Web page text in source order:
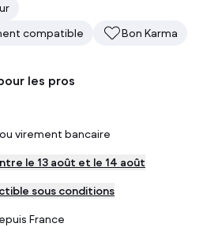
compatible
Bon Karma
les pros
virement bancaire
le 13 août et le 14 août
sous conditions
France